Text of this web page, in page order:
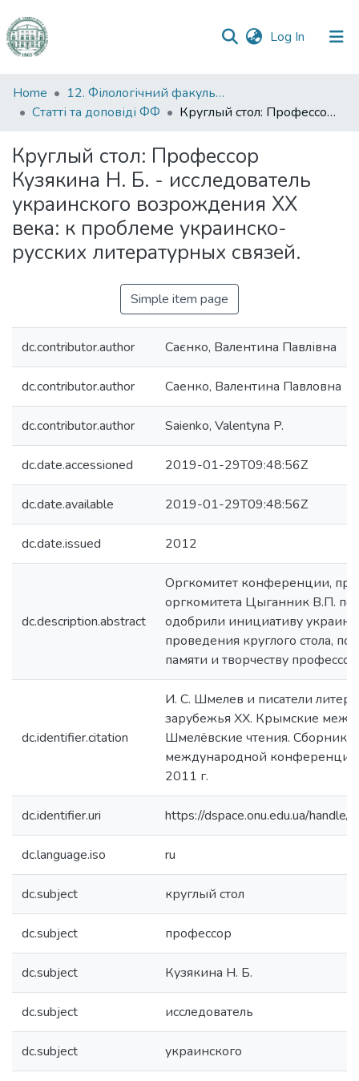
Log In (current)
Communities
&
All of DSpace
Statistics
Home
12. Філологічний факультет
Статті та доповіді ФФ
Круглый стол: Профессор Кузякина Н. Б. - исследователь украинского возрождения XX века: к проблеме украинско-русских литературных связей.
Круглый стол: Профессор
Кузякина Н. Б. - исследователь
украинского возрождения XX
века: к проблеме украинско-
русских литературных связей.
Simple item page
dc.contributor.author Саєнко, Валентина Павлівна
dc.contributor.author Саенко, Валентина Павловна
dc.contributor.author Saienko, Valentyna P.
dc.date.accessioned 2019-01-29T09:48:56Z
dc.date.available 2019-01-29T09:48:56Z
dc.date.issued 2012
dc.description.abstract
Оргкомитет конференции,
оргкомитета Цыганник В.П.
одобрили инициативу
проведения круглого стола,
памяти и творчеству
dc.identifier.citation
И. С. Шмелев и писатели
зарубежья XХ. Крымские
Шмелёвские чтения. Сборник
международной конференции
2011 г.
dc.identifier.uri https://dspace.onu.edu.ua/
dc.language.iso ru
dc.subject круглый стол
dc.subject профессор
dc.subject Кузякина Н. Б.
dc.subject исследователь
dc.subject украинского